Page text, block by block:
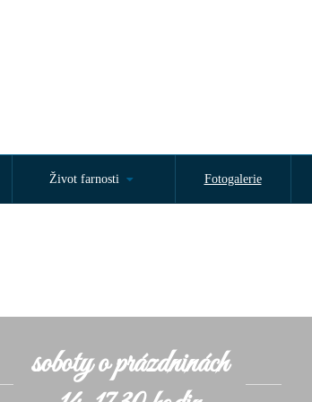
Život farnosti Fotogalerie
soboty o prázdninách